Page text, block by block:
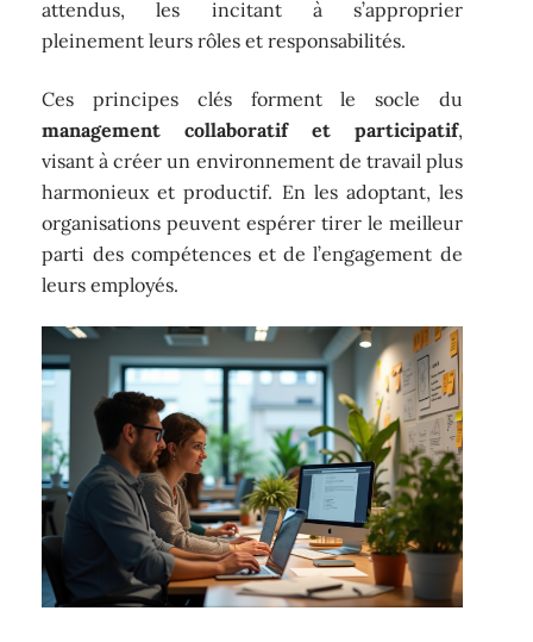
attendus, les incitant à s’approprier
pleinement leurs rôles et responsabilités.
Ces principes clés forment le socle du
management collaboratif et participatif,
visant à créer un environnement de travail plus
harmonieux et productif. En les adoptant, les
organisations peuvent espérer tirer le meilleur
parti des compétences et de l’engagement de
leurs employés.